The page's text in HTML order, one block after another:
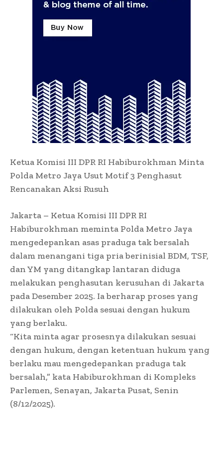
Ketua Komisi III DPR RI Habiburokhman Minta
Polda Metro Jaya Usut Motif 3 Penghasut
Rencanakan Aksi Rusuh
Jakarta – Ketua Komisi III DPR RI
Habiburokhman meminta Polda Metro Jaya
mengedepankan asas praduga tak bersalah
dalam menangani tiga pria berinisial BDM, TSF,
dan YM yang ditangkap lantaran diduga
melakukan penghasutan kerusuhan di Jakarta
pada Desember 2025. Ia berharap proses yang
dilakukan oleh Polda sesuai dengan hukum
yang berlaku.
“Kita minta agar prosesnya dilakukan sesuai
dengan hukum, dengan ketentuan hukum yang
berlaku mau mengedepankan praduga tak
bersalah,” kata Habiburokhman di Kompleks
Parlemen, Senayan, Jakarta Pusat, Senin
(8/12/2025).